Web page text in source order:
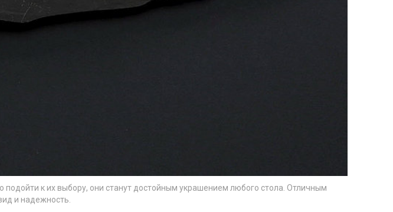
к их выбору, они станут достойным украшением любого стола. Отличным
и надежность.